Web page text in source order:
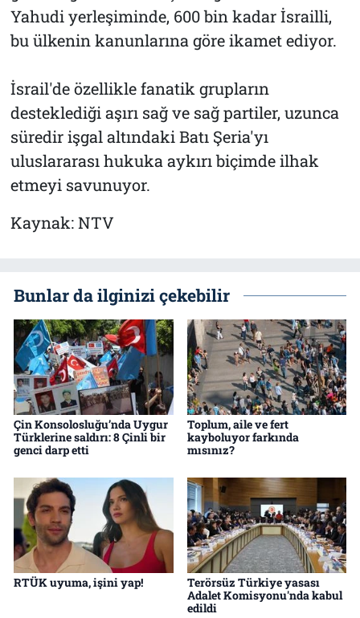
Yahudi yerleşiminde, 600 bin kadar İsrailli,
bu ülkenin kanunlarına göre ikamet ediyor.
İsrail'de özellikle fanatik grupların
desteklediği aşırı sağ ve sağ partiler, uzunca
süredir işgal altındaki Batı Şeria'yı
uluslararası hukuka aykırı biçimde ilhak
etmeyi savunuyor.
Kaynak: NTV
Bunlar da ilginizi çekebilir
Çin Konsolosluğu’nda Uygur
Türklerine saldırı: 8 Çinli bir
genci darp etti
Toplum, aile ve fert
kayboluyor farkında
mısınız?
RTÜK uyuma, işini yap!
Terörsüz Türkiye yasası
Adalet Komisyonu'nda kabul
edildi